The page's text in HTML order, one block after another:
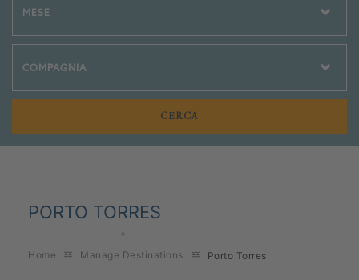
PORTO TORRES
Home Manage Destinations Porto Torres